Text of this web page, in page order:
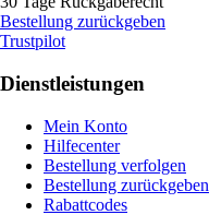
Bestellung zurückgeben
Trustpilot
Dienstleistungen
Mein Konto
Hilfecenter
Bestellung verfolgen
Bestellung zurückgeben
Rabattcodes